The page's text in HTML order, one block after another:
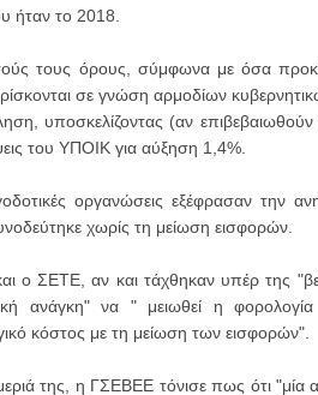
ήταν το 2018.
τους όρους, σύμφωνα με όσα
σε γνώση αρμοδίων
υποσκελίζοντας (αν επιβεβαιωθούν
του ΥΠΟΙΚ για αύξηση 1,4%.
οργανώσεις εξέφρασαν την
χωρίς τη μείωση εισφορών.
ο ΣΕΤΕ, αν και τάχθηκαν υπέρ της
ανάγκη" να " μειωθεί η
κόστος με τη μείωση των εισφορών".
της, η ΓΣΕΒΕΕ τόνισε πως ότι "μία